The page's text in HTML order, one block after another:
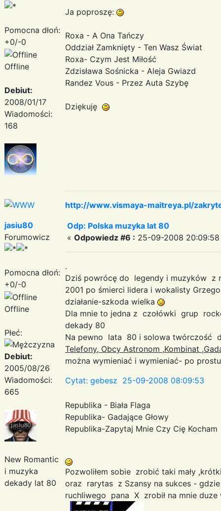
Pomocna dłoń:
+0/-0
Offline
Debiut:
2008/01/17
Wiadomości:
168
Ja poproszę:
Roxa - A Ona Tańczy
Oddział Zamknięty - Ten Wasz Świat
Roxa- Czym Jest Miłość
Zdzisława Sośnicka - Aleja Gwiazd
Randez Vous - Przez Auta Szybę
Dziękuję
http://www.vismaya-maitreya.pl/
jasiu80
Forumowicz
Pomocna dłoń:
+0/-0
Offline
Płeć:
Debiut:
2005/08/26
Wiadomości:
665
New Romantic
i muzyka
dekady lat 80
Odp: Polska muzyka lat 80
« Odpowiedz #6 : 25-09-2008 20:09:58
.
Dziś powrócę do legendy i muzyków z
2001 po śmierci lidera i wokalisty
działanie-szkoda wielka
Dla mnie to jedna z czołówki grup
dekady 80
Na pewno lata 80 i solowa twórczość
Telefony, Obcy Astronom ,Kombinat
można wymieniać i wymieniać- po
Cytat: gebesz 25-09-2008 08:09:53
Republika - Biała Flaga
Republika- Gadające Głowy
Republika-Zapytaj Mnie Czy Cię Kocham
Pozwoliłem sobie zrobić taki mały
oraz rarytas z Szansy na sukces -
ruchliwego pana X zrobił na mnie